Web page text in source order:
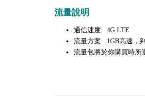
流量說明
通信速度: 4G LTE
流量方案: 1GB高速，
流量包將於你購買時所